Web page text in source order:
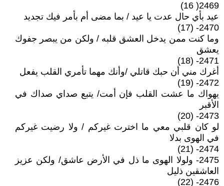
2469( 16)
عيد بأي حال عدت يا عيد / بما مضى أم بأمر فيك تجديد
2470- (17)
وما كنت ممن يدخل العشق قلبه / ولكن من يبصر جفوك
يعشق
2471- (18)
أغرك مني أن حبك قاتلي /وأنك مهما تأمري القلب يفعل
2472- (19)
يهواك ما عشت القلب فإن أمت/ يتبع صداي صداك في
الأقبر
2473- (20)
لو كان قلبي معي ما اخترت غيركم / ولا رضيت غيركم
في الهوى بدلا
2474- (21)
2475- ولولا الهوى ما ذل في الأرض عاشق/ ولكن عزيز
العاشقين ذليل
2476- (22)